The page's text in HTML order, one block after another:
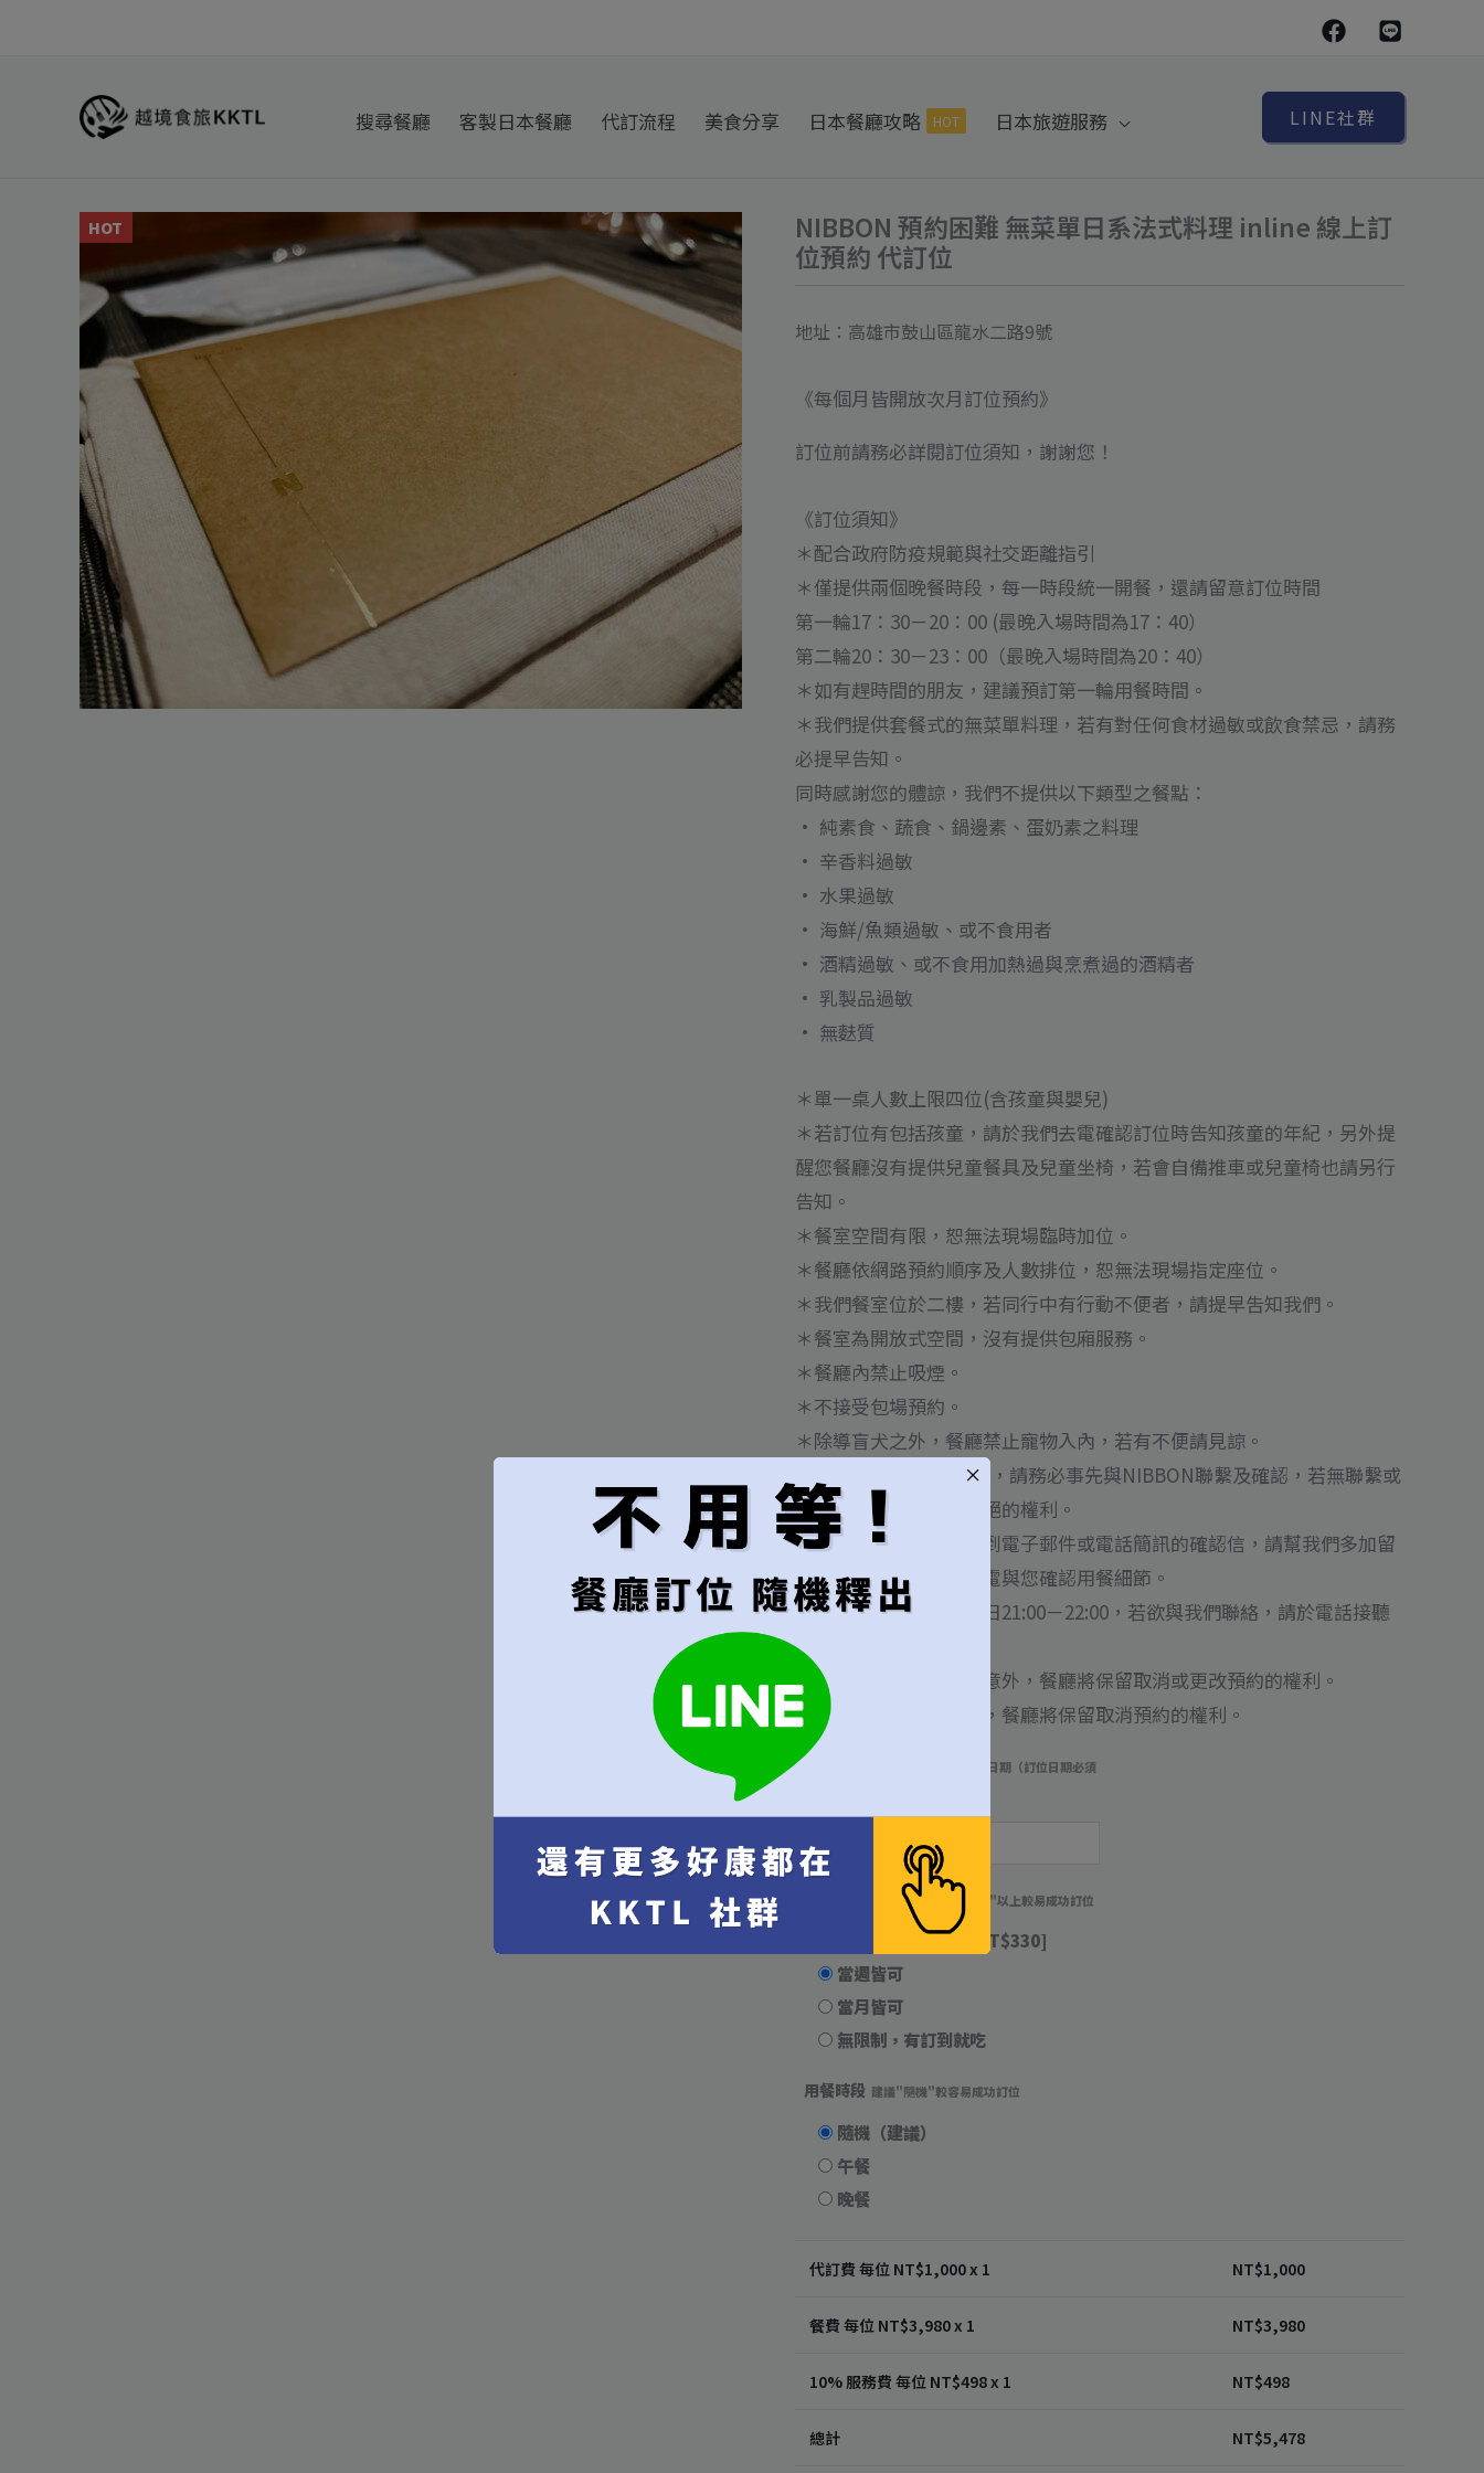
搜尋餐廳 客製日本餐廳 代訂流程 美食分享 日本餐廳攻略 HOT 日本旅遊服務 LINE社群
HOT NIBBON 預約困難 無菜單日系法式料理 inline 線上訂
位預約 代訂位
地址：高雄市鼓山區龍水二路9號
《每個月皆開放次月訂位預約》
訂位前請務必詳閱訂位須知，謝謝您！
《訂位須知》
＊配合政府防疫規範與社交距離指引
＊僅提供兩個晚餐時段，每一時段統一開餐，還請留意訂位時間
第一輪17：30－20：00 (最晚入場時間為17：40）
第二輪20：30－23：00（最晚入場時間為20：40）
＊如有趕時間的朋友，建議預訂第一輪用餐時間。
＊我們提供套餐式的無菜單料理，若有對任何食材過敏或飲食禁忌，請務
必提早告知。
同時感謝您的體諒，我們不提供以下類型之餐點：
• 純素食、蔬食、鍋邊素、蛋奶素之料理
• 辛香料過敏
• 水果過敏
• 海鮮/魚類過敏、或不食用者
• 酒精過敏、或不食用加熱過與烹煮過的酒精者
• 乳製品過敏
• 無麩質
＊單一桌人數上限四位(含孩童與嬰兒)
＊若訂位有包括孩童，請於我們去電確認訂位時告知孩童的年紀，另外提
醒您餐廳沒有提供兒童餐具及兒童坐椅，若會自備推車或兒童椅也請另行
告知。
＊餐室空間有限，恕無法現場臨時加位。
＊餐廳依網路預約順序及人數排位，恕無法現場指定座位。
＊我們餐室位於二樓，若同行中有行動不便者，請提早吿知我們。
＊餐室為開放式空間，沒有提供包廂服務。
＊餐廳內禁止吸煙。
＊不接受包場預約。
＊除導盲犬之外，餐廳禁止寵物入內，若有不便請見諒。
＊如有寄酒/寄物等需求，請務必事先與NIBBON聯繫及確認，若無聯繫或
未通知者，餐廳保有拒絕的權利。
＊訂位成功後，您會收到電子郵件或電話簡訊的確認信，請幫我們多加留
意。另外，我們也會去電與您確認用餐細節。
＊電話接聽時間為營業日21:00－22:00，若欲與我們聯絡，請於電話接聽
時間內來電。
＊因不可抗拒之因素或意外，餐廳將保留取消或更改預約的權利。
＊因該訂位被販售轉讓，餐廳將保留取消預約的權利。
第一優先的訂位日期（訂位日期必須
可接受的預訂範圍 建議"當週"以上較易成功訂位
只接受指定日期
[+NT$330]
當週皆可
當月皆可
無限制，有訂到就吃
用餐時段 建議"隨機"較容易成功訂位
隨機（建議）
午餐
晚餐
代訂費 每位 NT$1,000x 1 NT$1,000
餐費 每位 NT$3,980x 1 NT$3,980
10% 服務費 每位 NT$498x 1 NT$498
總計 NT$5,478
NIBBON
預
困
無
單
系
法
式
料
理
inline
線
上
訂
位
預
約
代
訂
位
數
量